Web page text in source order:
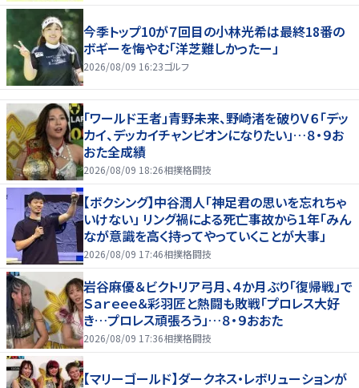
今季トップ10が７回目の小林光希は最終18番の
ボギーを悔やむ「洋芝難しかったー」
2026/08/09 16:23ゴルフ
「ワールド王者」青野未来、野崎渚を破りＶ６「デッ
カイ、デッカイチャンピオンになりたい」…８・９お
おた全成績
2026/08/09 18:26相撲格闘技
【ボクシング】中谷潤人「神足君の思いを忘れちゃ
いけない」 リング禍による死亡事故から１年「みん
なが意識を高く持ってやっていくことが大事」
2026/08/09 17:46相撲格闘技
岩谷麻優＆ビクトリア弓月、４か月ぶり「復帰戦」で
Ｓａｒｅｅｅ＆彩羽匠と熱闘も敗戦「プロレス大好
き…プロレス頑張ろう」…８・９おおた
2026/08/09 17:36相撲格闘技
【マリーゴールド】ダークネス・レボリューションが